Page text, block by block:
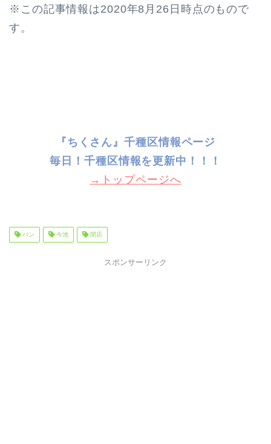
※この記事情報は2020年8月26日時点のもので
す。
『ちくさん』千種区情報ページ
毎日！千種 区情報を更新中！！！
→トップページへ
パン 今池 閉店
スポンサーリンク